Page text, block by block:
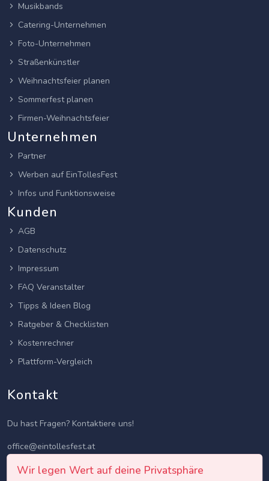
Musikbands
Catering-Unternehmen
Foto-Unternehmen
Straßenkünstler
Weihnachtsfeier planen
Sommerfest planen
Firmen-Weihnachtsfeier
Unternehmen
Partner
Werben auf EinTollesFest
Infos und Funktionsweise
Kunden
AGB
Datenschutz
Impressum
FAQ Veranstalter
Tipps & Ideen Blog
Ratgeber & Checklisten
Kostenrechner
Plattform-Vergleich
Kontakt
Du hast Fragen? Kontaktiere uns!
office@eintollesfest.at
Wir legen Wert auf deine Privatsphäre